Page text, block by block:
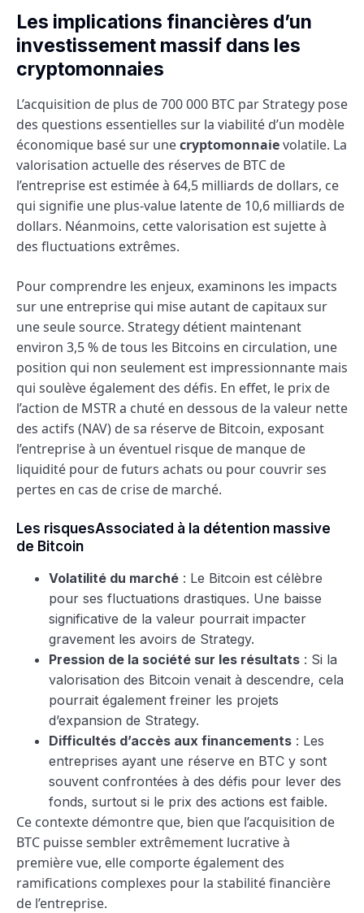
Les implications financières d’un
investissement massif dans les
cryptomonnaies
L’acquisition de plus de 700 000 BTC par Strategy pose
des questions essentielles sur la viabilité d’un modèle
économique basé sur unecryptomonnaievolatile. La
valorisation actuelle des réserves de BTC de
l’entreprise est estimée à 64,5 milliards de dollars, ce
qui signifie une plus-value latente de 10,6 milliards de
dollars. Néanmoins, cette valorisation est sujette à
des fluctuations extrêmes.
Pour comprendre les enjeux, examinons les impacts
sur une entreprise qui mise autant de capitaux sur
une seule source. Strategy détient maintenant
environ 3,5 % de tous les Bitcoins en circulation, une
position qui non seulement est impressionnante mais
qui soulève également des défis. En effet, le prix de
l’action de MSTR a chuté en dessous de la valeur nette
des actifs (NAV) de sa réserve de Bitcoin, exposant
l’entreprise à un éventuel risque de manque de
liquidité pour de futurs achats ou pour couvrir ses
pertes en cas de crise de marché.
Les risquesAssociated à la détention massive
de Bitcoin
Volatilité du marché : Le Bitcoin est célèbre
pour ses fluctuations drastiques. Une baisse
significative de la valeur pourrait impacter
gravement les avoirs de Strategy.
Pression de la société sur les résultats : Si la
valorisation des Bitcoin venait à descendre, cela
pourrait également freiner les projets
d’expansion de Strategy.
Difficultés d’accès aux financements : Les
entreprises ayant une réserve en BTC y sont
souvent confrontées à des défis pour lever des
fonds, surtout si le prix des actions est faible.
Ce contexte démontre que, bien que l’acquisition de
BTC puisse sembler extrêmement lucrative à
première vue, elle comporte également des
ramifications complexes pour la stabilité financière
de l’entreprise.